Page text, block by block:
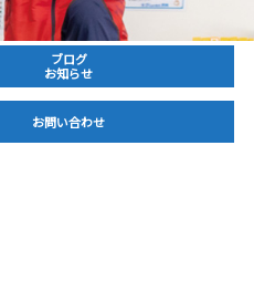
ブログ
お知らせ
お問い合わせ